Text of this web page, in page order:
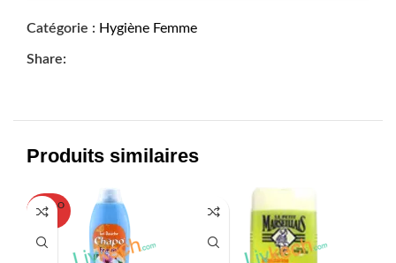
Catégorie : Hygiène Femme
Share:
Produits similaires
SOLD O
UT